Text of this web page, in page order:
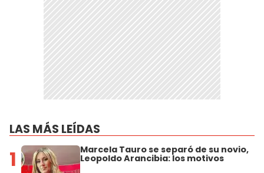
LAS MÁS LEÍDAS
1 Marcela Tauro se separó de su novio,
Leopoldo Arancibia: los motivos